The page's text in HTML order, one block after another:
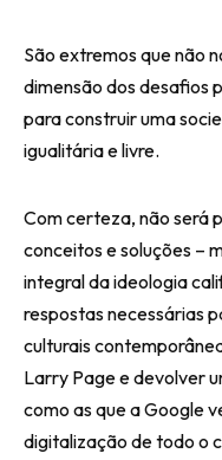
São extremos que não
dimensão dos desafios
para construir uma
igualitária e livre.
Com certeza, não será
conceitos e soluções –
integral da ideologia
respostas necessárias
culturais
Larry Page e devolver
como as que a Google
digitalização de todo o